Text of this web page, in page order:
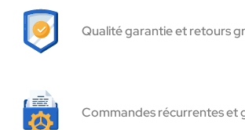
Qualité garantie et retours
Commandes récurrentes et